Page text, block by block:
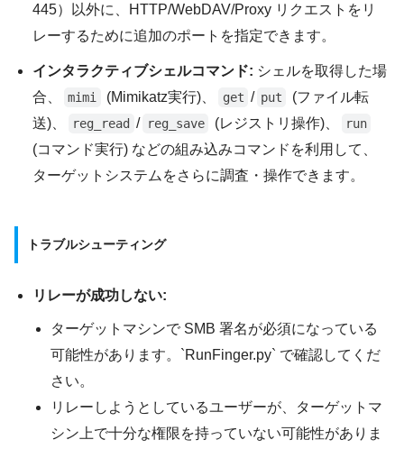
445）以外に、HTTP/WebDAV/Proxy リクエストをリ
レーするために追加のポートを指定できます。
インタラクティブシェルコマンド: シェルを取得した場
合、
mimi (Mimikatz実行)、 get / put
(ファイル転
送)、
reg_read / reg_save (レジストリ操作)、 run
(コマンド実行) などの組み込みコマンドを利用して、
ターゲットシステムをさらに調査・操作できます。
トラブルシューティング
リレーが成功しない:
ターゲットマシンで SMB 署名が必須になっている
可能性があります。`RunFinger.py` で確認してくだ
さい。
リレーしようとしているユーザーが、ターゲットマ
シン上で十分な権限を持っていない可能性がありま